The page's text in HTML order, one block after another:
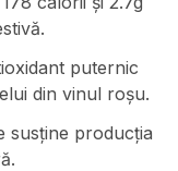
puternic
din vinul roșu.
susține producția